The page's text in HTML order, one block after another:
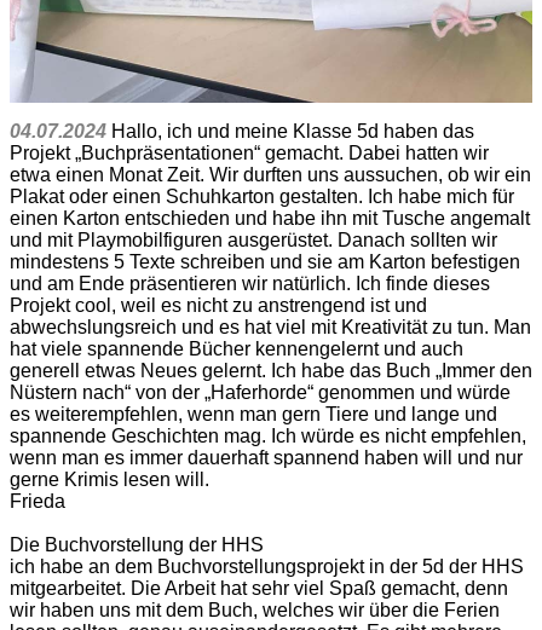
04.07.2024 Hallo, ich und meine Klasse 5d haben das
Projekt „Buchpräsentationen“ gemacht. Dabei hatten wir
etwa einen Monat Zeit. Wir durften uns aussuchen, ob wir ein
Plakat oder einen Schuhkarton gestalten. Ich habe mich für
einen Karton entschieden und habe ihn mit Tusche angemalt
und mit Playmobilfiguren ausgerüstet. Danach sollten wir
mindestens 5 Texte schreiben und sie am Karton befestigen
und am Ende präsentieren wir natürlich. Ich finde dieses
Projekt cool, weil es nicht zu anstrengend ist und
abwechslungsreich und es hat viel mit Kreativität zu tun. Man
hat viele spannende Bücher kennengelernt und auch
generell etwas Neues gelernt. Ich habe das Buch „Immer den
Nüstern nach“ von der „Haferhorde“ genommen und würde
es weiterempfehlen, wenn man gern Tiere und lange und
spannende Geschichten mag. Ich würde es nicht empfehlen,
wenn man es immer dauerhaft spannend haben will und nur
gerne Krimis lesen will.
Frieda
Die Buchvorstellung der HHS
ich habe an dem Buchvorstellungsprojekt in der 5d der HHS
mitgearbeitet. Die Arbeit hat sehr viel Spaß gemacht, denn
wir haben uns mit dem Buch, welches wir über die Ferien